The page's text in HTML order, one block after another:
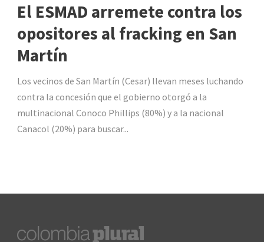
El ESMAD arremete contra los
opositores al fracking en San
Martín
Los vecinos de San Martín (Cesar) llevan meses luchando
contra la concesión que el gobierno otorgó a la
multinacional Conoco Phillips (80%) y a la nacional
Canacol (20%) para buscar...